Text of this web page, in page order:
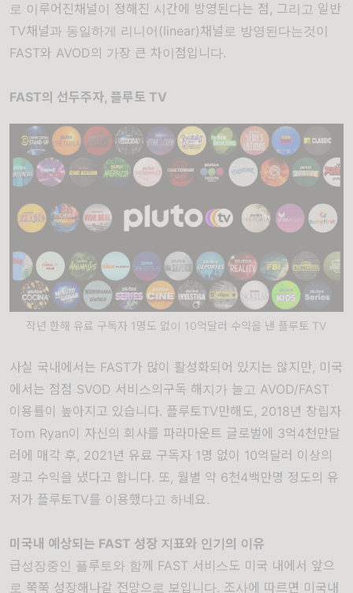
로 이루어진채널이 정해진 시간에 방영된다는 점, 그리고 일반
TV채널과 동일하게 리니어(linear)채널로 방영된다는것이
FAST와 AVOD의 가장 큰 차이점입니다.
FAST의 선두주자, 플루토 TV
작년 한해 유료 구독자 1명도 없이 10억달러 수익을 낸 플루토 TV
사실 국내에서는 FAST가 많이 활성화되어 있지는 않지만, 미국
에서는 점점 SVOD 서비스의구독 해지가 늘고 AVOD/FAST
이용률이 높아지고 있습니다. 플루토TV만해도, 2018년 창립자
Tom Ryan이 자신의 회사를 파라마운트 글로벌에 3억4천만달
러에 매각 후, 2021년 유료 구독자 1명 없이 10억달러 이상의
광고 수익을 냈다고 합니다. 또, 월별 약 6천4백만명 정도의 유
저가 플루토TV를 이용했다고 하네요.
미국내 예상되는 FAST 성장 지표와 인기의 이유
급성장중인 플루토와 함께 FAST 서비스도 미국 내에서 앞으
로 쭉쭉 성장해나갈 전망으로 보입니다. 조사에 따르면 미국내